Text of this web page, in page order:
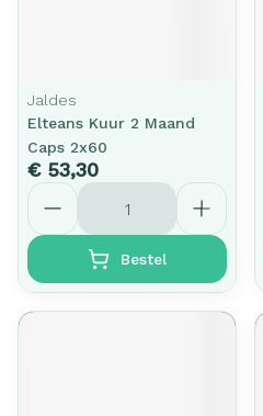
Jaldes
Elteans Kuur 2 Maand
Caps 2x60
€ 53,30
Aantal
Bestel